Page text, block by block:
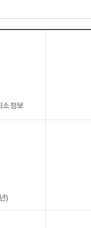
소 정보
)